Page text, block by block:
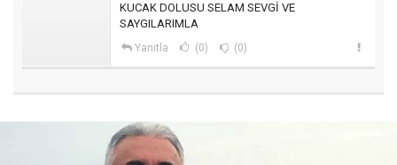
KUCAK DOLUSU SELAM SEVGİ VE
SAYGILARIMLA
Yanıtla (0) (0)